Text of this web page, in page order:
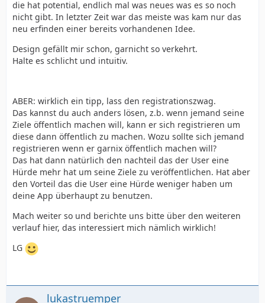
die hat potential, endlich mal was neues was es so noch
nicht gibt. In letzter Zeit war das meiste was kam nur das
neu erfinden einer bereits vorhandenen Idee.
Design gefällt mir schon, garnicht so verkehrt.
Halte es schlicht und intuitiv.
ABER: wirklich ein tipp, lass den registrationszwag.
Das kannst du auch anders lösen, z.b. wenn jemand seine
Ziele öffentlich machen will, kann er sich registrieren um
diese dann öffentlich zu machen. Wozu sollte sich jemand
registrieren wenn er garnix öffentlich machen will?
Das hat dann natürlich den nachteil das der User eine
Hürde mehr hat um seine Ziele zu veröffentlichen. Hat aber
den Vorteil das die User eine Hürde weniger haben um
deine App überhaupt zu benutzen.
Mach weiter so und berichte uns bitte über den weiteren
verlauf hier, das interessiert mich nämlich wirklich!
LG
lukastruemper